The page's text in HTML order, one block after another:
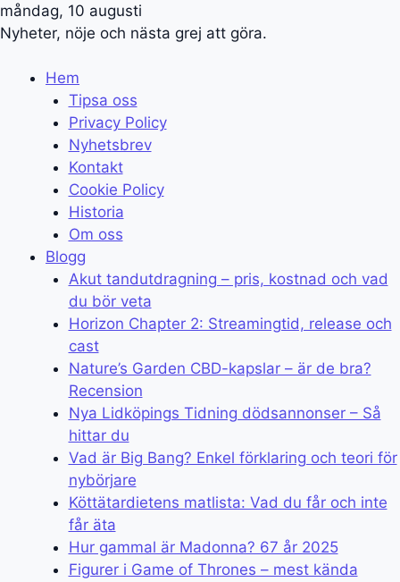
måndag, 10 augusti
Nyheter, nöje och nästa grej att göra.
Hem
Tipsa oss
Privacy Policy
Nyhetsbrev
Kontakt
Cookie Policy
Historia
Om oss
Blogg
Akut tandutdragning – pris, kostnad och vad
du bör veta
Horizon Chapter 2: Streamingtid, release och
cast
Nature’s Garden CBD-kapslar – är de bra?
Recension
Nya Lidköpings Tidning dödsannonser – Så
hittar du
Vad är Big Bang? Enkel förklaring och teori för
nybörjare
Köttätardietens matlista: Vad du får och inte
får äta
Hur gammal är Madonna? 67 år 2025
Figurer i Game of Thrones – mest kända